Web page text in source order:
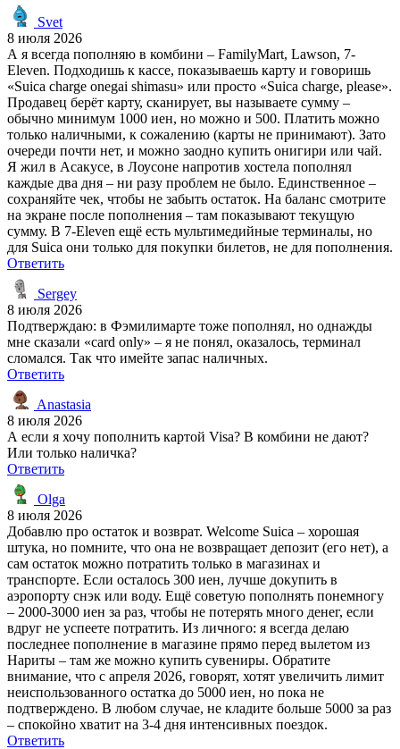
Svet
8 июля 2026
А я всегда пополняю в комбини – FamilyMart, Lawson, 7-
Eleven. Подходишь к кассе, показываешь карту и говоришь
«Suica charge onegai shimasu» или просто «Suica charge, please».
Продавец берёт карту, сканирует, вы называете сумму –
обычно минимум 1000 иен, но можно и 500. Платить можно
только наличными, к сожалению (карты не принимают). Зато
очереди почти нет, и можно заодно купить онигири или чай.
Я жил в Асакусе, в Лоусоне напротив хостела пополнял
каждые два дня – ни разу проблем не было. Единственное –
сохраняйте чек, чтобы не забыть остаток. На баланс смотрите
на экране после пополнения – там показывают текущую
сумму. В 7-Eleven ещё есть мультимедийные терминалы, но
для Suica они только для покупки билетов, не для пополнения.
Ответить
Sergey
8 июля 2026
Подтверждаю: в Фэмилимарте тоже пополнял, но однажды
мне сказали «card only» – я не понял, оказалось, терминал
сломался. Так что имейте запас наличных.
Ответить
Anastasia
8 июля 2026
А если я хочу пополнить картой Visa? В комбини не дают?
Или только наличка?
Ответить
Olga
8 июля 2026
Добавлю про остаток и возврат. Welcome Suica – хорошая
штука, но помните, что она не возвращает депозит (его нет), а
сам остаток можно потратить только в магазинах и
транспорте. Если осталось 300 иен, лучше докупить в
аэропорту снэк или воду. Ещё советую пополнять понемногу
– 2000-3000 иен за раз, чтобы не потерять много денег, если
вдруг не успеете потратить. Из личного: я всегда делаю
последнее пополнение в магазине прямо перед вылетом из
Нариты – там же можно купить сувениры. Обратите
внимание, что с апреля 2026, говорят, хотят увеличить лимит
неиспользованного остатка до 5000 иен, но пока не
подтверждено. В любом случае, не кладите больше 5000 за раз
– спокойно хватит на 3-4 дня интенсивных поездок.
Ответить